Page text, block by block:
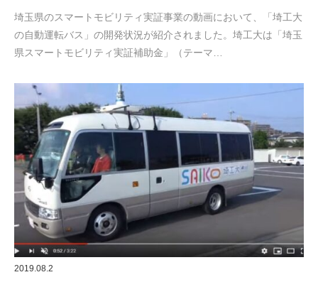
埼玉県のスマートモビリティ実証事業の動画において、「埼工大
の自動運転バス」の開発状況が紹介されました。埼工大は「埼玉
県スマートモビリティ実証補助金」（テーマ…
2019.08.2